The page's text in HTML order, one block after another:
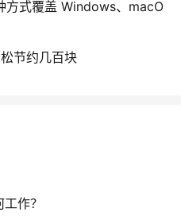
方式覆盖 Windows、macO
节约几百块
作？